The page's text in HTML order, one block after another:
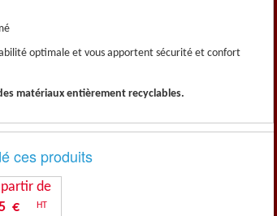
optimale et vous apportent sécurité et confort
matériaux entièrement recyclables.
ces produits
de
€
HT